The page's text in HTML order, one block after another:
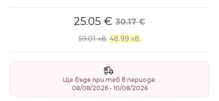
30.17€
25.05 €
59.01 лв. 48.99 лв.
Ще бъде при теб в периода:
08/08/2026 - 10/08/2026